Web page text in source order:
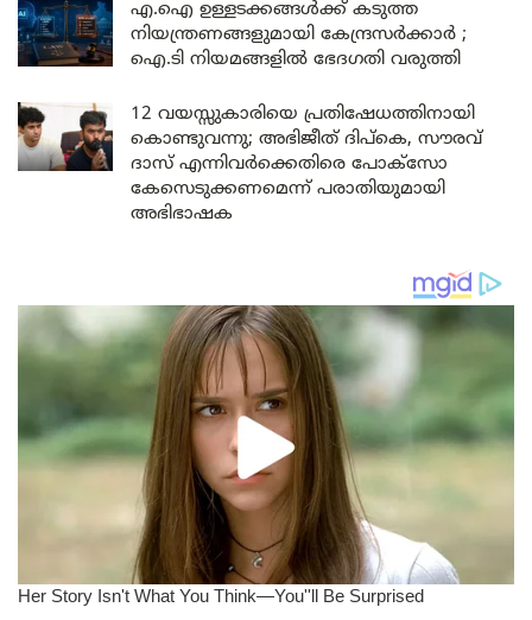
എ.ഐ ഉള്ളടക്കങ്ങൾക്ക് കടുത്ത
നിയന്ത്രണങ്ങളുമായി കേന്ദ്രസർക്കാർ ;
ഐ.ടി നിയമങ്ങളിൽ ഭേദഗതി വരുത്തി
12 വയസ്സുകാരിയെ പ്രതിഷേധത്തിനായി
കൊണ്ടുവന്നു; അഭിജീത് ദിപ്കെ, സൗരവ്
ദാസ് എന്നിവർക്കെതിരെ പോക്സോ
കേസെടുക്കണമെന്ന് പരാതിയുമായി
അഭിഭാഷക